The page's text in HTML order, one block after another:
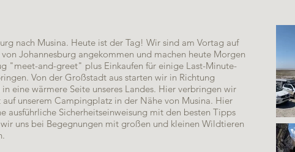
nach Musina. Heute ist der Tag! Wir sind am Vortag auf
Johannesburg angekommen und machen heute Morgen
"meet-and-greet" plus Einkaufen für einige Last-Minute-
Von der Großstadt aus starten wir in Richtung
eine wärmere Seite unseres Landes. Hier verbringen wir
unserem Campingplatz in der Nähe von Musina. Hier
ausführliche Sicherheitseinweisung mit den besten Tipps
uns bei Begegnungen mit großen und kleinen Wildtieren